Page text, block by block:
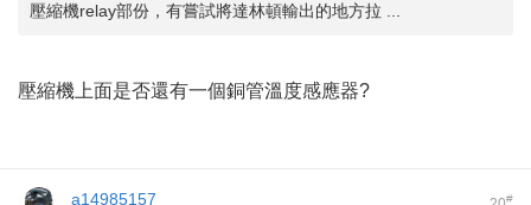
壓縮機relay部份，有嘗試將達林頓輸出的地方拉 ...
壓縮機上面是否還有一個銅管溫度感應器?
#
a14985157